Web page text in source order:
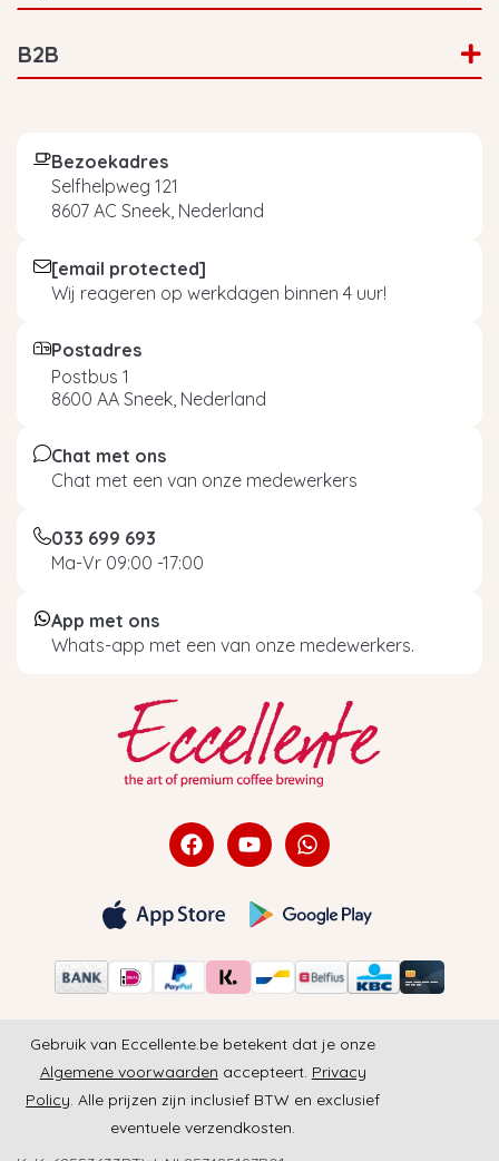
B2B
Bezoekadres
Selfhelpweg 121
8607 AC Sneek, Nederland
[email protected]
Wij reageren op werkdagen binnen 4 uur!
Postadres
Postbus 1
8600 AA Sneek, Nederland
Chat met ons
Chat met een van onze medewerkers
033 699 693
Ma-Vr 09:00 -17:00
App met ons
Whats-app met een van onze medewerkers.
Gebruik van Eccellente.be betekent dat je onze
Algemene voorwaarden accepteert. Privacy
Policy. Alle prijzen zijn inclusief BTW en exclusief
eventuele verzendkosten.